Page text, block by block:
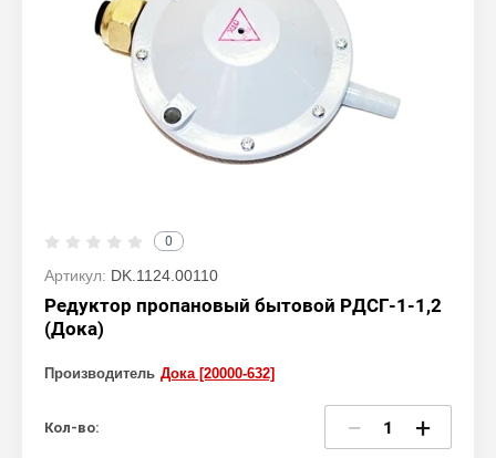
0
Артикул: DK.1124.00110
Редуктор пропановый бытовой РДСГ-1-1,2
(Дока)
Производитель Дока [20000-632]
Кол-во: − +